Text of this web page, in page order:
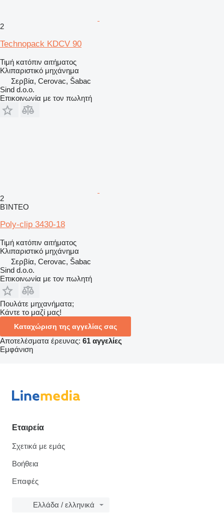
2
Technopack KDCV 90
Τιμή κατόπιν αιτήματος
Κλιπαριστικό μηχάνημα
Σερβία, Cerovac, Šabac
Sind d.o.o.
Επικοινωνία με τον πωλητή
2
ΒΊΝΤΕΟ
Poly-clip 3430-18
Τιμή κατόπιν αιτήματος
Κλιπαριστικό μηχάνημα
Σερβία, Cerovac, Šabac
Sind d.o.o.
Επικοινωνία με τον πωλητή
Πουλάτε μηχανήματα;
Κάντε το μαζί μας!
Καταχώριση της αγγελίας σας
Αποτελέσματα έρευνας: 61 αγγελίες
Εμφάνιση
Εταιρεία
Σχετικά με εμάς
Βοήθεια
Επαφές
Ελλάδα / ελληνικά